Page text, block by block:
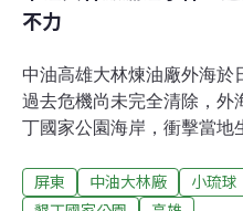
不力
中油高雄大林煉油廠外海於
過去危機尚未完全清除，外
丁國家公園海岸，衝擊當地
記者會，要求主管機關海保
污，並檢討應變中心的成立
屏東 中油大林廠 小琉球